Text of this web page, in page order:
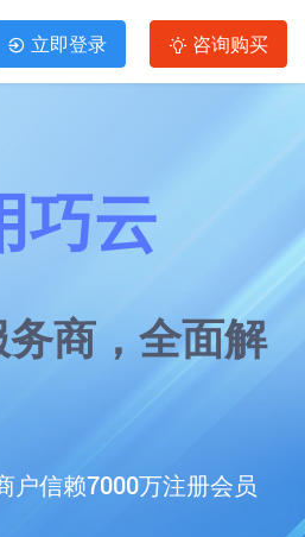
立即登录 咨询购买
巧云
商，全面解
户信赖7000万注册会员